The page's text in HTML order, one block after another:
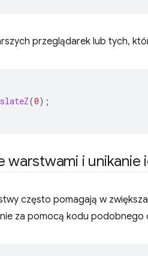
przeglądarek lub tych,
(0);
warstwami i unikanie
często pomagają w
za pomocą kodu podobnego